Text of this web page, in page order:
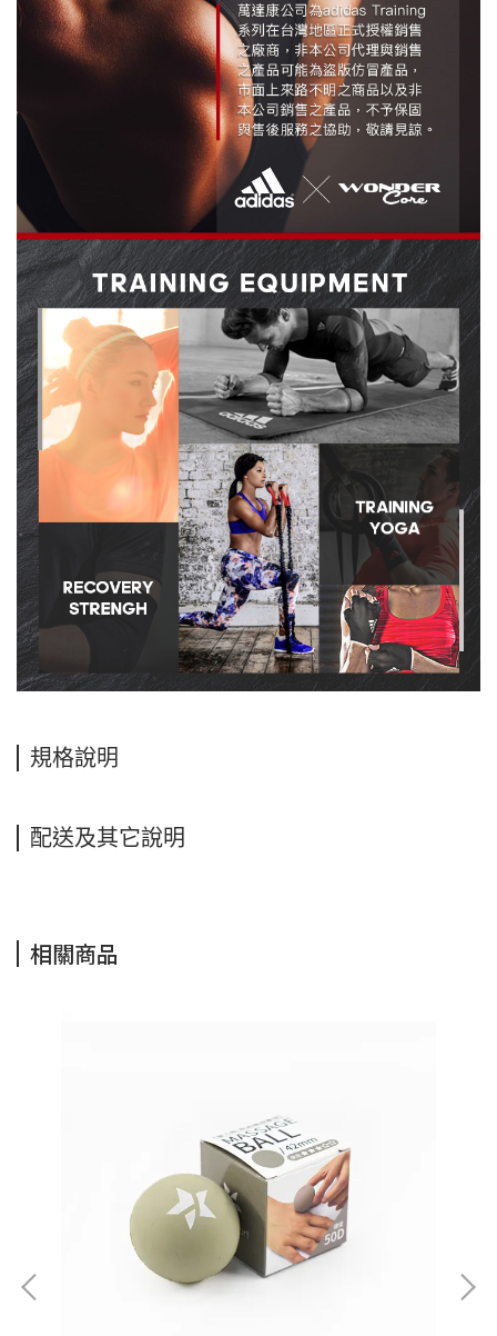
規格說明
配送及其它說明
相關商品